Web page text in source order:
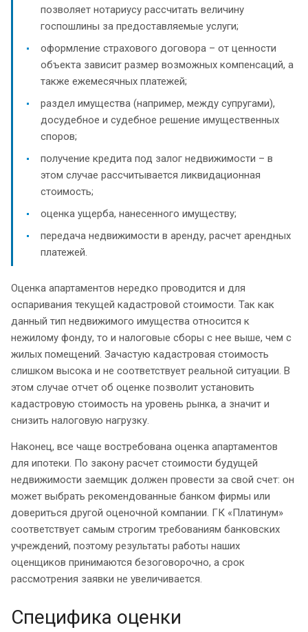
позволяет нотариусу рассчитать величину
госпошлины за предоставляемые услуги;
оформление страхового договора – от ценности
объекта зависит размер возможных компенсаций, а
также ежемесячных платежей;
раздел имущества (например, между супругами),
досудебное и судебное решение имущественных
споров;
получение кредита под залог недвижимости – в
этом случае рассчитывается ликвидационная
стоимость;
оценка ущерба, нанесенного имуществу;
передача недвижимости в аренду, расчет арендных
платежей.
Оценка апартаментов нередко проводится и для
оспаривания текущей кадастровой стоимости. Так как
данный тип недвижимого имущества относится к
нежилому фонду, то и налоговые сборы с нее выше, чем с
жилых помещений. Зачастую кадастровая стоимость
слишком высока и не соответствует реальной ситуации. В
этом случае отчет об оценке позволит установить
кадастровую стоимость на уровень рынка, а значит и
снизить налоговую нагрузку.
Наконец, все чаще востребована оценка апартаментов
для ипотеки. По закону расчет стоимости будущей
недвижимости заемщик должен провести за свой счет: он
может выбрать рекомендованные банком фирмы или
довериться другой оценочной компании. ГК «Платинум»
соответствует самым строгим требованиям банковских
учреждений, поэтому результаты работы наших
оценщиков принимаются безоговорочно, а срок
рассмотрения заявки не увеличивается.
Специфика оценки